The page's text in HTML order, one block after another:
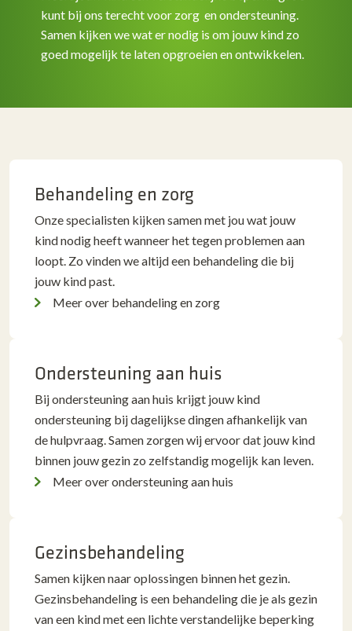
kunt bij ons terecht voor zorg en ondersteuning.
Samen kijken we wat er nodig is om jouw kind zo
goed mogelijk te laten opgroeien en ontwikkelen.
Behandeling en zorg
Onze specialisten kijken samen met jou wat jouw
kind nodig heeft wanneer het tegen problemen aan
loopt. Zo vinden we altijd een behandeling die bij
jouw kind past.
Meer over behandeling en zorg
Ondersteuning aan huis
Bij ondersteuning aan huis krijgt jouw kind
ondersteuning bij dagelijkse dingen afhankelijk van
de hulpvraag. Samen zorgen wij ervoor dat jouw kind
binnen jouw gezin zo zelfstandig mogelijk kan leven.
Meer over ondersteuning aan huis
Gezinsbehandeling
Samen kijken naar oplossingen binnen het gezin.
Gezinsbehandeling is een behandeling die je als gezin
van een kind met een lichte verstandelijke beperking